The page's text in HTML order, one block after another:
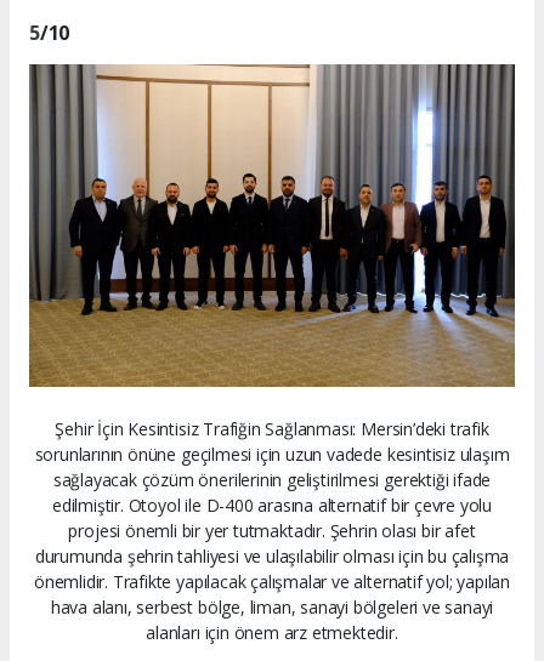
5/10
Şehir İçin Kesintisiz Trafiğin Sağlanması: Mersin’deki trafik
sorunlarının önüne geçilmesi için uzun vadede kesintisiz ulaşım
sağlayacak çözüm önerilerinin geliştirilmesi gerektiği ifade
edilmiştir. Otoyol ile D-400 arasına alternatif bir çevre yolu
projesi önemli bir yer tutmaktadır. Şehrin olası bir afet
durumunda şehrin tahliyesi ve ulaşılabilir olması için bu çalışma
önemlidir. Trafikte yapılacak çalışmalar ve alternatif yol; yapılan
hava alanı, serbest bölge, liman, sanayi bölgeleri ve sanayi
alanları için önem arz etmektedir.